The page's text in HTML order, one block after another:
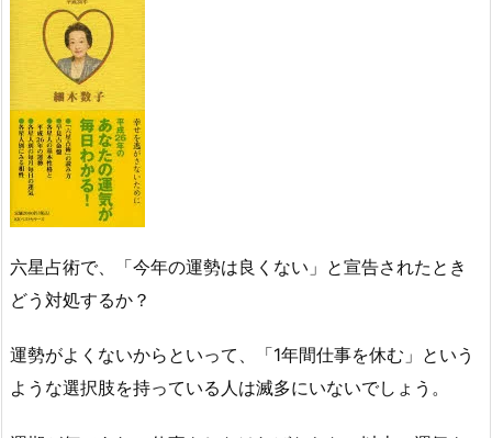
六星占術で、「今年の運勢は良くない」と宣告されたとき
どう対処するか？
運勢がよくないからといって、「1年間仕事を休む」という
ような選択肢を持っている人は滅多にいないでしょう。